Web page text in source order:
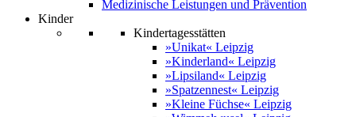
Medizinische Leistungen und Prävention
Kinder
Kindertagesstätten
»Unikat« Leipzig
»Kinderland« Leipzig
»Lipsiland« Leipzig
»Spatzennest« Leipzig
»Kleine Füchse« Leipzig